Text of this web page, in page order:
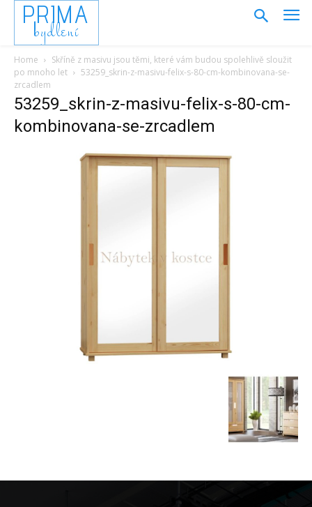
PRIMA
bydlení
Home
Skříně z masivu jsou těmi, které vám budou spolehlivě sloužit
po mnoho let
53259_skrin-z-masivu-felix-s-80-cm-kombinovana-se-
zrcadlem
53259_skrin-z-masivu-felix-s-80-cm-
kombinovana-se-zrcadlem